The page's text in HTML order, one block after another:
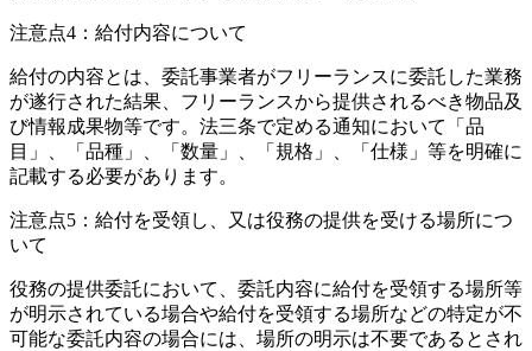
注意点4 ：給付内容について
給付の内容とは、委託事業者がフリーランスに委託した業務
が遂行された結果、フリーランスから提供されるべき物品及
び情報成果物等です。法三条で定める通知において「品
目」、「品種」、「数量」、「規格」、「仕様」等を明確に
記載する必要があります。
注意点5： 給付を受領し、又は役務の提供を受ける場所につ
いて
役務の提供委託において、委託内容に給付を受領する場所等
が明示されている場合や給付を受領する場所などの特定が不
可能な委託内容の場合には、場所の明示は不要であるとされ